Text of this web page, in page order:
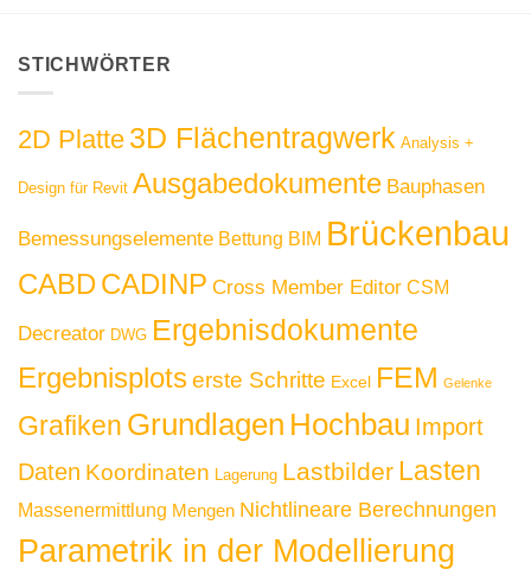
STICHWÖRTER
2D Platte 3D Flächentragwerk Analysis +
Design für Revit Ausgabedokumente Bauphasen
Bemessungselemente Bettung BIM Brückenbau
CABDCADINP Cross Member Editor CSM
Decreator DWG Ergebnisdokumente
Ergebnisplotserste Schritte Excel FEM Gelenke
Grafiken Grundlagen Hochbau Import
Daten Koordinaten Lagerung Lastbilder Lasten
Massenermittlung Mengen Nichtlineare Berechnungen
Parametrik in der Modellierung